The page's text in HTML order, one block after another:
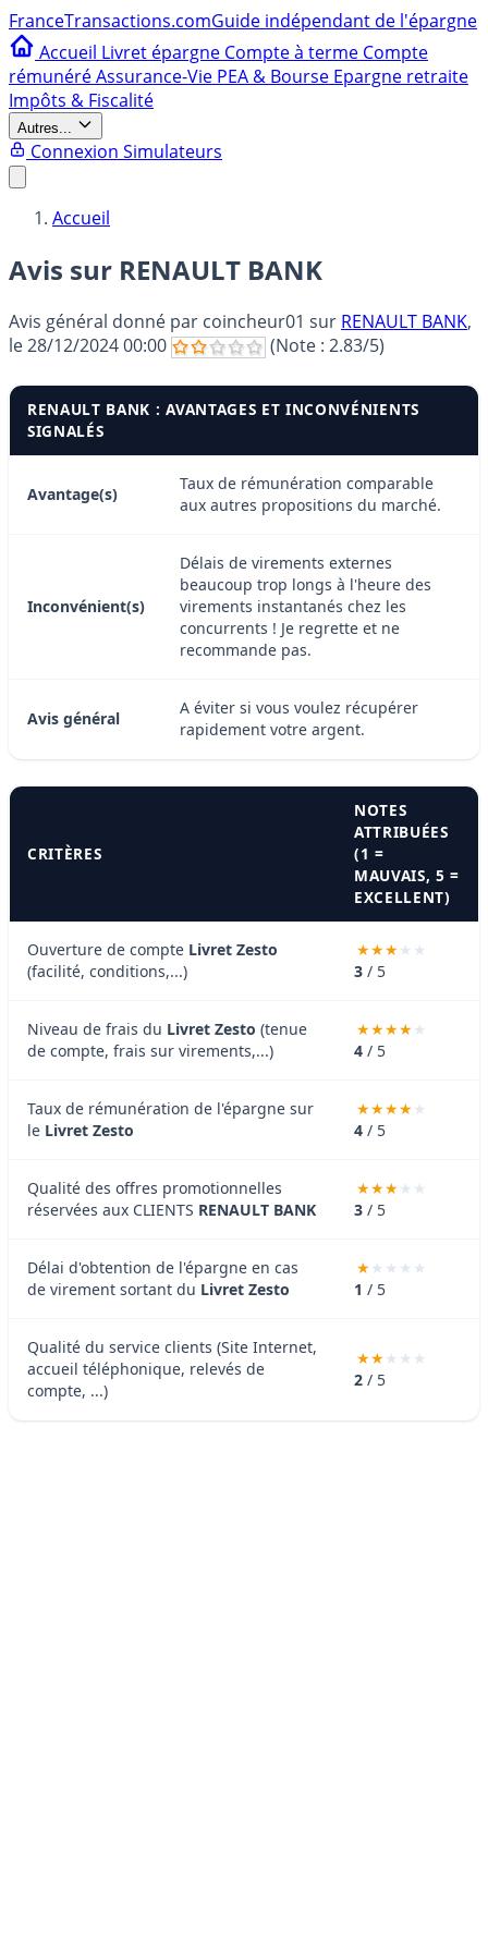
FranceTransactions.comGuide indépendant de l'épargne
Accueil Livret épargne Compte à terme Compte
rémunéréAssurance-Vie PEA & Bourse Epargne retraite
Impôts & Fiscalité
Autres...
Connexion Simulateurs
Accueil
Avis sur RENAULT BANK
Avis général donné par coincheur01 sur RENAULT BANK,
le28/12/2024 00:00 (Note : 2.83/5)
RENAULT BANK : AVANTAGES ET INCONVÉNIENTS
SIGNALÉS
Avantage(s)
Taux de rémunération comparable
aux autres propositions du marché.
Inconvénient(s)
Délais de virements externes
beaucoup trop longs à l'heure des
virements instantanés chez les
concurrents ! Je regrette et ne
recommande pas.
Avis général
A éviter si vous voulez récupérer
rapidement votre argent.
CRITÈRES
NOTES
ATTRIBUÉES
(1 =
MAUVAIS, 5 =
EXCELLENT)
Ouverture de compte Livret Zesto
(facilité, conditions,...)
3 / 5
Niveau de frais du Livret Zesto (tenue
de compte, frais sur virements,...)
4 / 5
Taux de rémunération de l'épargne sur
le Livret Zesto 4 / 5
Qualité des offres promotionnelles
réservées aux CLIENTS RENAULT BANK 3 / 5
Délai d'obtention de l'épargne en cas
de virement sortant du Livret Zesto 1 / 5
Qualité du service clients (Site Internet,
accueil téléphonique, relevés de
compte, ...)
2 / 5